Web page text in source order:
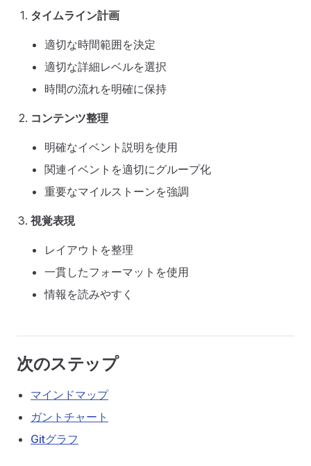
タイムライン計画
適切な時間範囲を決定
適切な詳細レベルを選択
時間の流れを明確に保持
コンテンツ整理
明確なイベント説明を使用
関連イベントを適切にグループ化
重要なマイルストーンを強調
視覚表現
レイアウトを整理
一貫したフォーマットを使用
情報を読みやすく
次のステップ
マインドマップ
ガントチャート
Gitグラフ